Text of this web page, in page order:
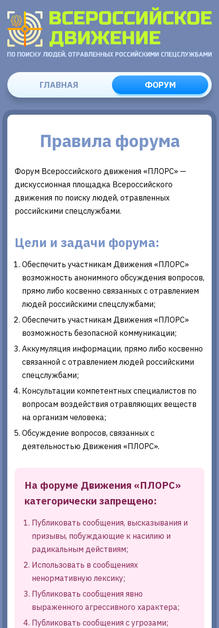
ГЛАВНАЯ ФОРУМ
Правила форума
Форум Всероссийского движения «ПЛОРС» —
дискуссионная площадка Всероссийского
движения по поиску людей, отравленных
российскими спецслужбами.
Цели и задачи форума:
Обеспечить участникам Движения «ПЛОРС»
возможность анонимного обсуждения вопросов,
прямо либо косвенно связанных с отравлением
людей российскими спецслужбами;
Обеспечить участникам Движения «ПЛОРС»
возможность безопасной коммуникации;
Аккумуляция информации, прямо либо косвенно
связанной с отравлением людей российскими
спецслужбами;
Консультации компетентных специалистов по
вопросам воздействия отравляющих веществ
на организм человека;
Обсуждение вопросов, связанных с
деятельностью Движения «ПЛОРС».
На форуме Движения «ПЛОРС»
категорически запрещено:
Публиковать сообщения, высказывания и
призывы, побуждающие к насилию и
радикальным действиям;
Использовать в сообщениях
ненормативную лексику;
Публиковать сообщения явно
выраженного агрессивного характера;
Публиковать сообщения с угрозами;